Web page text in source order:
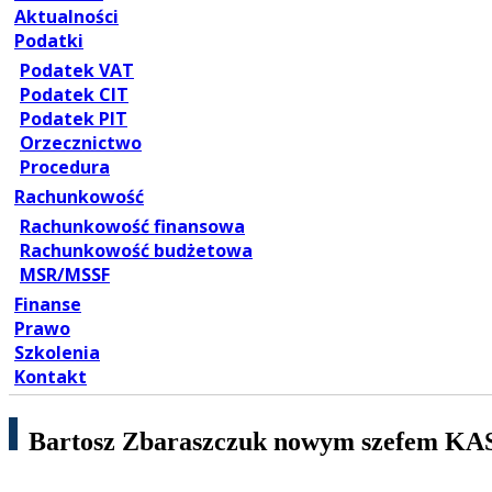
Aktualności
Podatki
Podatek VAT
Podatek CIT
Podatek PIT
Orzecznictwo
Procedura
Rachunkowość
Rachunkowość finansowa
Rachunkowość budżetowa
MSR/MSSF
Finanse
Prawo
Szkolenia
Kontakt
Bartosz Zbaraszczuk nowym szefem